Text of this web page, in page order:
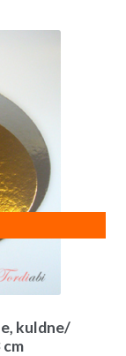
kuldne/